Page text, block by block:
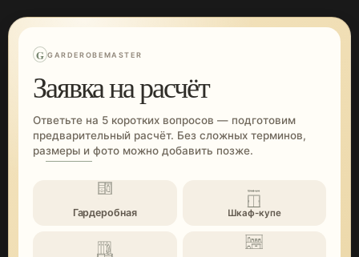
G GARDEROBEMASTER
Заявка на расчёт
Ответьте на 5 коротких вопросов — подготовим
предварительный расчёт. Без сложных терминов,
размеры и фото можно добавить позже.
Гардеробная Шкаф-купе